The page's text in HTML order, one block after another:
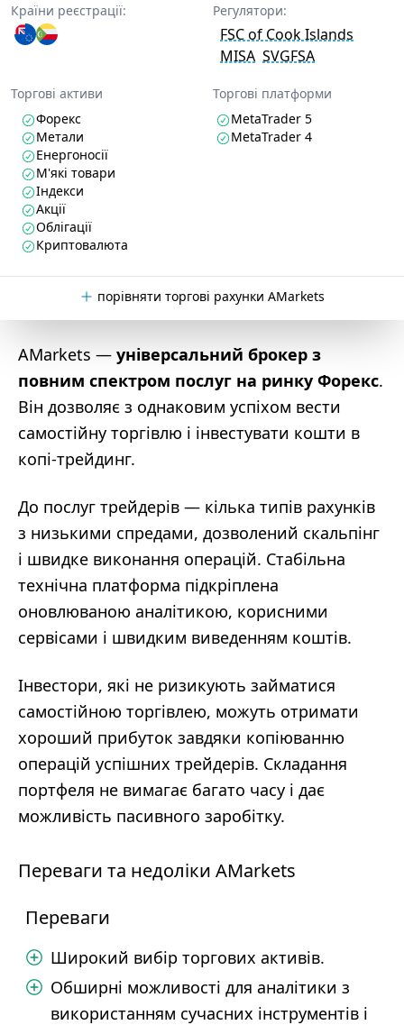
Країни реєстрації: Регулятори:
FSC of Cook Islands
MISA SVGFSA
Торгові активи
Форекс
Метали
Енергоносії
М'які товари
Індекси
Акції
Облігації
Криптовалюта
Торгові платформи
MetaTrader 5
MetaTrader 4
порівняти торгові рахунки AMarkets
AMarkets — універсальний брокер з
повним спектром послуг на ринку Форекс.
Він дозволяє з однаковим успіхом вести
самостійну торгівлю і інвестувати кошти в
копі-трейдинг.
До послуг трейдерів — кілька типів рахунків
з низькими спредами, дозволений скальпінг
і швидке виконання операцій. Стабільна
технічна платформа підкріплена
оновлюваною аналітикою, корисними
сервісами і швидким виведенням коштів.
Інвестори, які не ризикують займатися
самостійною торгівлею, можуть отримати
хороший прибуток завдяки копіюванню
операцій успішних трейдерів. Складання
портфеля не вимагає багато часу і дає
можливість пасивного заробітку.
Переваги та недоліки AMarkets
Переваги
Широкий вибір торгових активів.
Обширні можливості для аналітики з
використанням сучасних інструментів і